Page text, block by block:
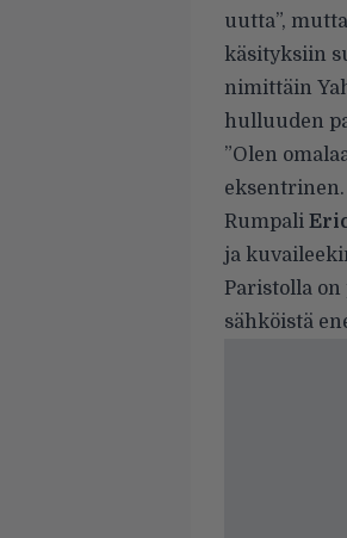
uutta”,
käsityksiin
nimittäin
hulluuden
”Olen
eksentrinen.
Rumpali
ja
Paristolla on
sähköistä